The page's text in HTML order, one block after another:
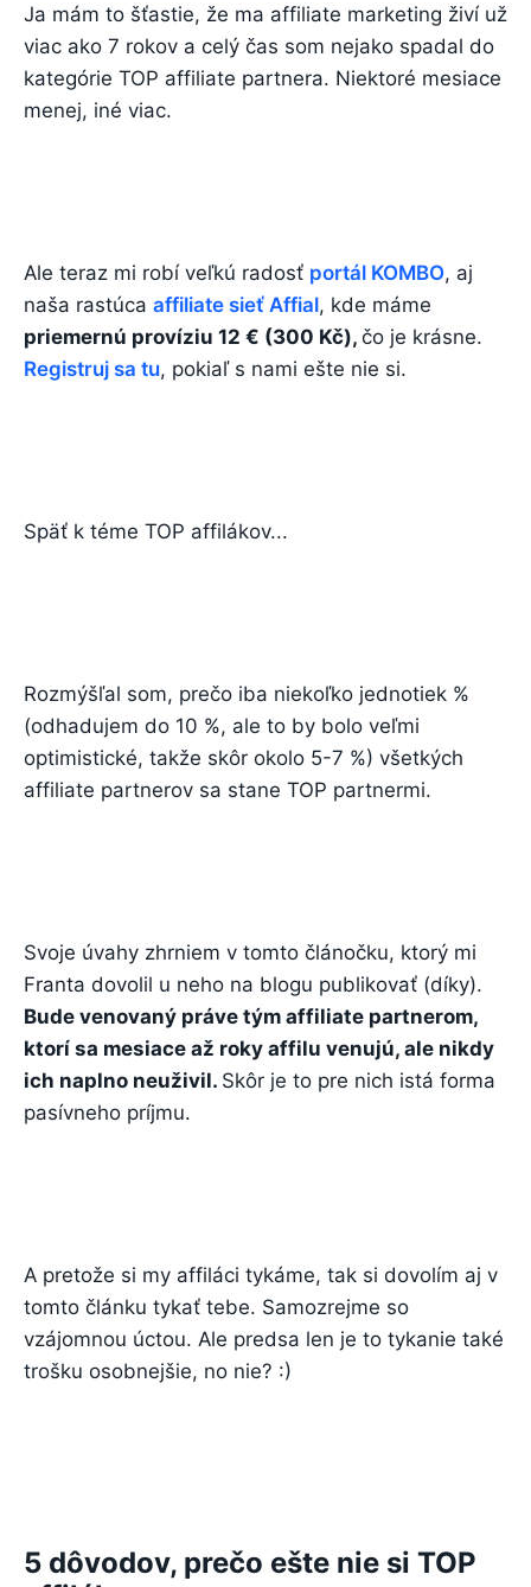
Ja mám to šťastie, že ma affiliate marketing živí už
viac ako 7 rokov a celý čas som nejako spadal do
kategórie TOP affiliate partnera. Niektoré mesiace
menej, iné viac.
Ale teraz mi robí veľkú radosť portál KOMBO, aj
naša rastúca affiliate sieť Affial, kde máme
priemernú províziu 12 € (300 Kč), čo je krásne.
Registruj sa tu, pokiaľ s nami ešte nie si.
Späť k téme TOP affilákov...
Rozmýšľal som, prečo iba niekoľko jednotiek %
(odhadujem do 10 %, ale to by bolo veľmi
optimistické, takže skôr okolo 5-7 %) všetkých
affiliate partnerov sa stane TOP partnermi.
Svoje úvahy zhrniem v tomto článočku, ktorý mi
Franta dovolil u neho na blogu publikovať (díky).
Bude venovaný práve tým affiliate partnerom,
ktorí sa mesiace až roky affilu venujú, ale nikdy
ich naplno neuživil. Skôr je to pre nich istá forma
pasívneho príjmu.
A pretože si my affiláci tykáme, tak si dovolím aj v
tomto článku tykať tebe. Samozrejme so
vzájomnou úctou. Ale predsa len je to tykanie také
trošku osobnejšie, no nie? :)
5 dôvodov, prečo ešte nie si TOP